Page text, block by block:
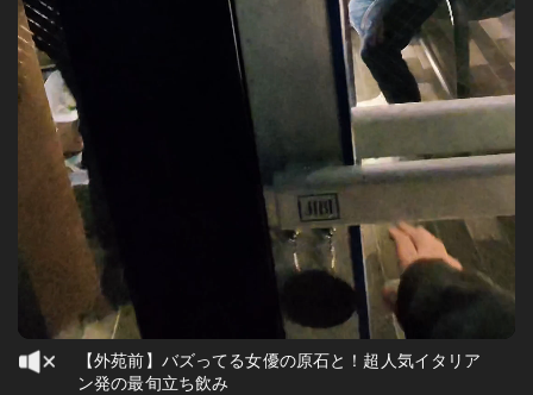
【外苑前】バズってる女優の原石と！超人気イタリア
ン発の最旬立ち飲み